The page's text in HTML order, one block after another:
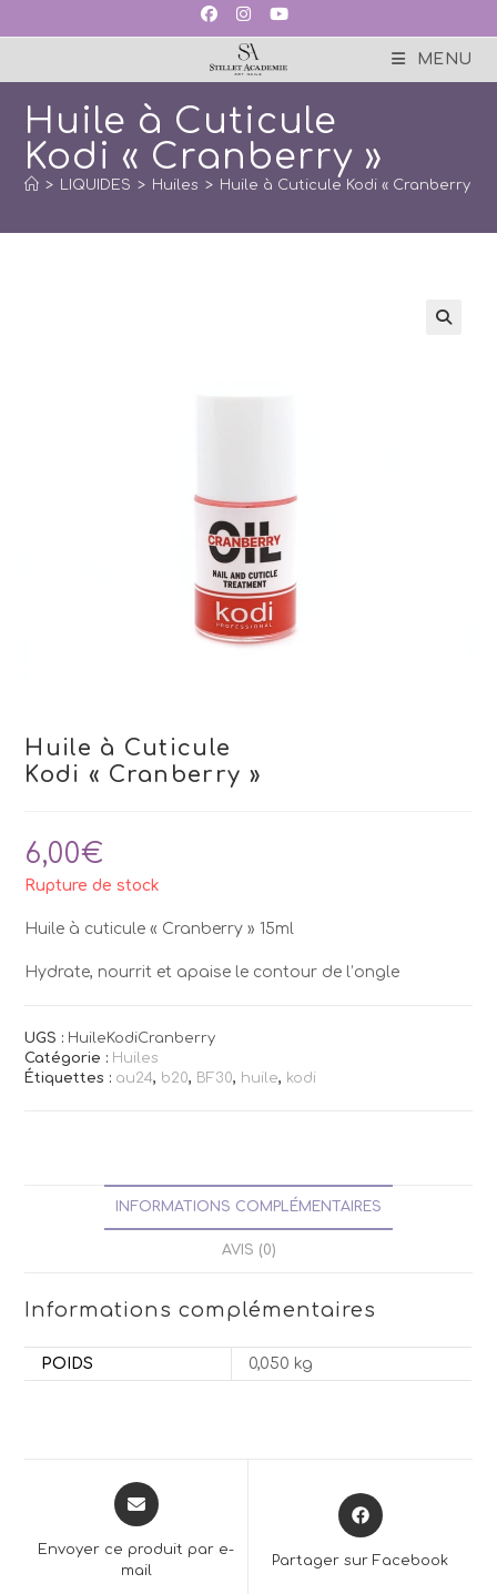
MENU
Huile à Cuticule
Kodi « Cranberry »
> LIQUIDES > Huiles > Huile à Cuticule Kodi « Cranberry »
Huile à Cuticule
Kodi « Cranberry »
6,00€
Rupture de stock
Huile à cuticule « Cranberry » 15ml
Hydrate, nourrit et apaise le contour de l’ongle
UGS : HuileKodiCranberry
Catégorie : Huiles
Étiquettes : au24, b20, BF30, huile, kodi
INFORMATIONS COMPLÉMENTAIRES
AVIS (0)
Informations complémentaires
POIDS 0,050 kg
Opens
in
new
Envoyer ce produit par e-
mail
Opens
in
Partager sur Facebook